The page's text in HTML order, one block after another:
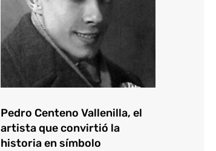
Pedro Centeno Vallenilla, el
artista que convirtió la
historia en símbolo